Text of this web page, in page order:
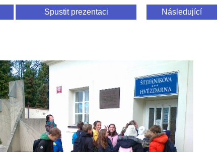
Spustit prezentaci Následující